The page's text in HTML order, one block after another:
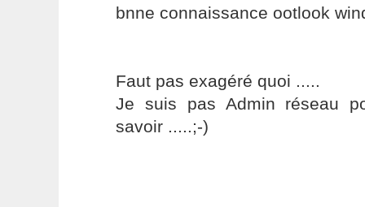
bnne connaissance ootlook
Faut pas exagéré quoi .....
Je suis pas Admin réseau
savoir .....;-)